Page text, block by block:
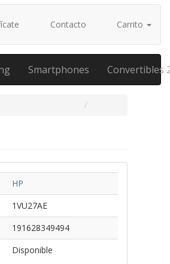
Contacto Carrito
Smartphones Convertibles
HP
1VU27AE
191628349494
Disponible